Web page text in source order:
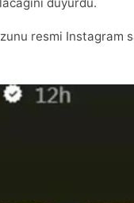
resmi Instagram